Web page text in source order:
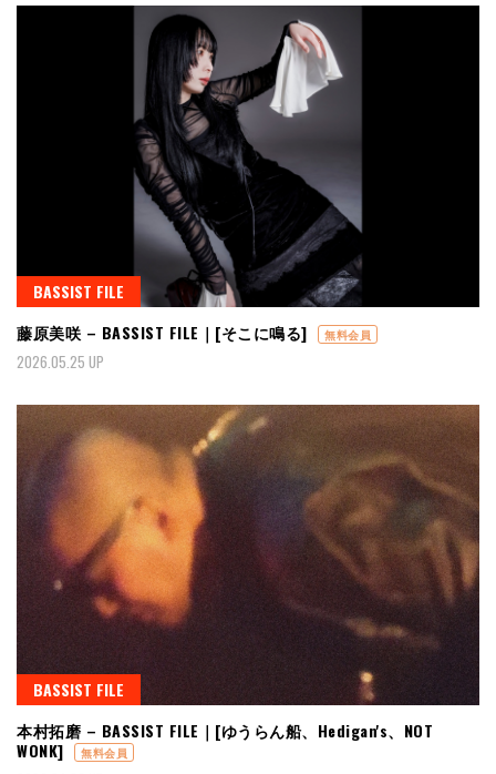
BASSIST FILE
藤原美咲 – BASSIST FILE｜[そこに鳴る]
無料会員
2026.05.25 UP
BASSIST FILE
本村拓磨 – BASSIST FILE｜[ゆうらん船、Hedigan's、NOT
WONK]
無料会員